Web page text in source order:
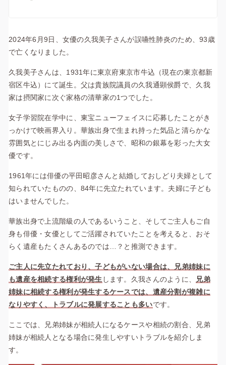
2024年6月9日、女優の久我美子さんが誤嚥性肺炎のため、93歳
で亡くなりました。
久我美子さんは、1931年に東京府東京市牛込（現在の東京都新
宿区牛込）にて誕生。父は貴族院議員の久我通顕侯爵で、久我
家は摂関家に次ぐ家格の清華家の1つでした。
女子学習院在学中に、東宝ニューフェイスに応募したことがき
っかけで映画界入り。華族出身で生まれ持った気品と清らかな
雰囲気とにじみ出る内面の美しさで、昭和の銀幕を彩った大女
優です。
1961年には俳優の平田昭彦さんと結婚しておしどり夫婦として
知られていたものの、84年に先立たれています。夫婦に子ども
はいませんでした。
華族出身で上流階級の人であるいうこと、そしてご主人もご自
身も俳優・女優としてご活躍されていたことを考えると、おそ
らく遺産もたくさんあるのでは…？と推測できます。
ご主人に先立たれており、子どもがいない場合は、兄弟姉妹に
も遺産を相続する権利が発生 します。久我さんのように、
兄弟
姉妹に相続する権利が発生するケースでは、遺産分割が複雑に
なりやすく、トラブルに発展することも多いです。
ここでは、兄弟姉妹が相続人になるケースや相続の割合、兄弟
姉妹が相続人となる場合に発生しやすいトラブルを紹介しま
す。